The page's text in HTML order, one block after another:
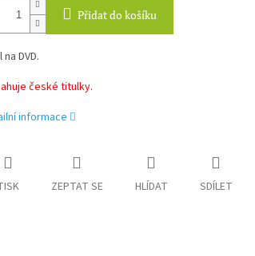
Přidat do košíku
DVD.
české titulky.
informace
ZEPTAT SE HLÍDAT SDÍLET